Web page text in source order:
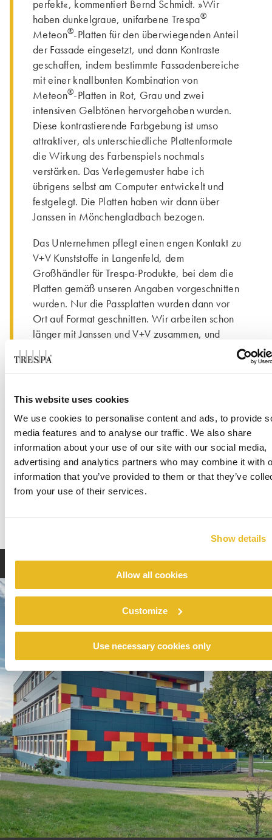
This website uses cookies
We use cookies to personalise content and ads, to provide
media features and to analyse our traffic. We also share
information about your use of our site with our social media,
advertising and analytics partners who may combine it with
information that you’ve provided to them or that they’ve
from your use of their services.
Show details
Allow all cookies
Customize
Use necessary cookies only
perfekt«, kommentiert Bernd Schmidt. »Wir
haben dunkelgraue, unifarbene Trespa®
Meteon®-Platten für den überwiegenden Anteil
der Fassade eingesetzt, und dann Kontraste
geschaffen, indem bestimmte Fassadenbereiche
mit einer knallbunten Kombination von
Meteon®-Platten in Rot, Grau und zwei
intensiven Gelbtönen hervorgehoben wurden.
Diese kontrastierende Farbgebung ist umso
attraktiver, als unterschiedliche Plattenformate
die Wirkung des Farbenspiels nochmals
verstärken. Das Verlegemuster habe ich
übrigens selbst am Computer entwickelt und
festgelegt. Die Platten haben wir dann über
Janssen in Mönchengladbach bezogen.
Das Unternehmen pflegt einen engen Kontakt zu
V+V Kunststoffe in Langenfeld, dem
Großhändler für Trespa-Produkte, bei dem die
Platten gemäß unseren Angaben vorgeschnitten
wurden. Nur die Passplatten wurden dann vor
Ort auf Format geschnitten. Wir arbeiten schon
länger mit Janssen und V+V zusammen, und
unsere Geschäftsbeziehungen zu beiden Firmen
haben sich bestens bewährt. V+V bevorratet die
anderen Oberflächenvarianten beträgt die
bleibt. Wir müssen ja die Unterkonstruktion erst
anbringen. Wenn wir damit fertig sind, sind in
der Regel die Platten von Trespa in den
bestellten Spezialfarben bereits da«.